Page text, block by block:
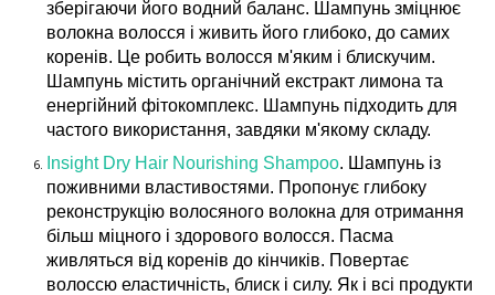
зберігаючи його водний баланс. Шампунь зміцнює
волокна волосся і живить його глибоко, до самих
коренів. Це робить волосся м'яким і блискучим.
Шампунь містить органічний екстракт лимона та
енергійний фітокомплекс. Шампунь підходить для
частого використання, завдяки м'якому складу.
Insight Dry Hair Nourishing Shampoo. Шампунь із
поживними властивостями. Пропонує глибоку
реконструкцію волосяного волокна для отримання
більш міцного і здорового волосся. Пасма
живляться від коренів до кінчиків. Повертає
волоссю еластичність, блиск і силу. Як і всі продукти